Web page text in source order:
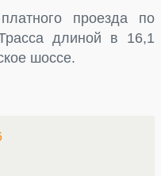
проезда по
длиной в 16,1
шоссе.